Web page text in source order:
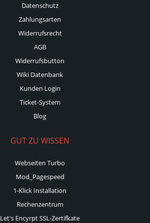
Datenschutz
Zahlungsarten
Widerrufsrecht
AGB
Widerrufsbutton
Wiki Datenbank
Kunden Login
Ticket-System
Blog
GUT ZU WISSEN
Webseiten Turbo
Mod_Pagespeed
1-Klick Installation
Rechenzentrum
Let's Encyrpt SSL-Zertifkate